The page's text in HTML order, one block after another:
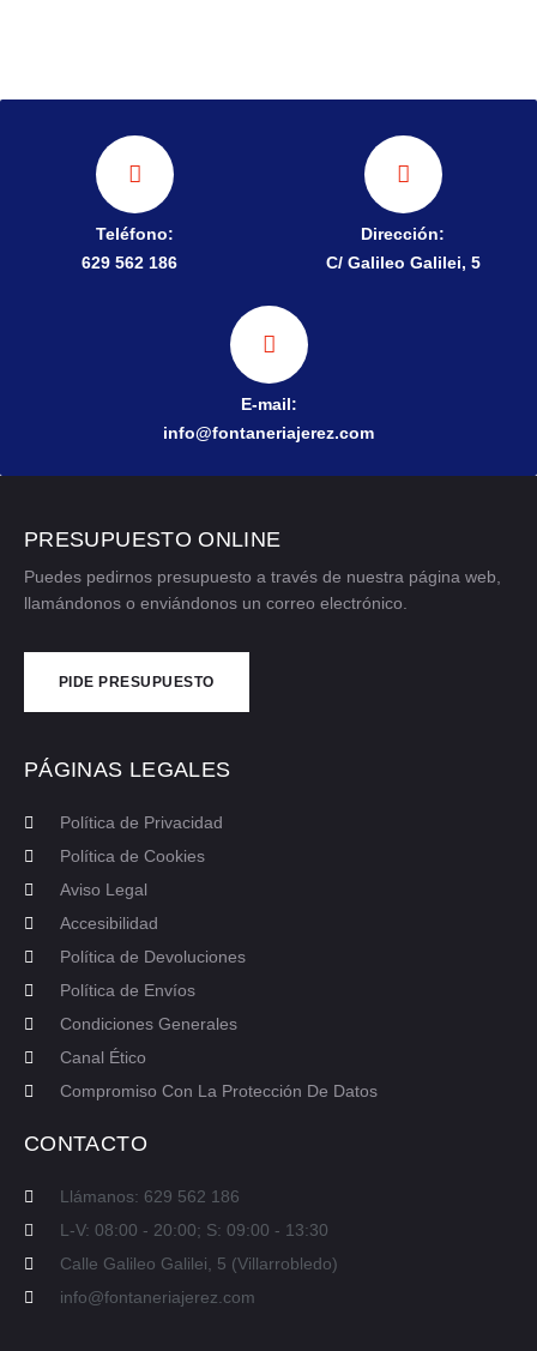
Teléfono:
629 562 186
Dirección:
C/ Galileo Galilei, 5
E-mail:
info@fontaneriajerez.com
PRESUPUESTO ONLINE
Puedes pedirnos presupuesto a través de nuestra página web,
llamándonos o enviándonos un correo electrónico.
PIDE PRESUPUESTO
PÁGINAS LEGALES
Política de Privacidad
Política de Cookies
Aviso Legal
Accesibilidad
Política de Devoluciones
Política de Envíos
Condiciones Generales
Canal Ético
Compromiso Con La Protección De Datos
CONTACTO
Llámanos: 629 562 186
L-V: 08:00 - 20:00; S: 09:00 - 13:30
Calle Galileo Galilei, 5 (Villarrobledo)
info@fontaneriajerez.com